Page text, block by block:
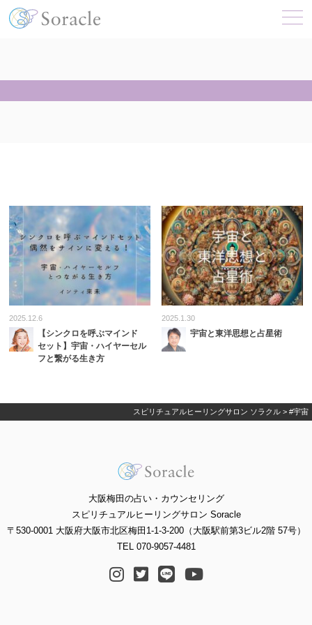
2025.12.6
【シンクロを呼ぶマインド
セット】宇宙・ハイヤーセル
フと繋がる生き方
2025.1.30
宇宙と東洋思想と占星術
スピリチュアルヒーリングサロン ソラクル > #宇宙
大阪梅田の占い・カウンセリング
スピリチュアルヒーリングサロン Soracle
〒530-0001 大阪府大阪市北区梅田1-1-3-200（大阪駅前第3ビル2階 57号）
TEL 070-9057-4481